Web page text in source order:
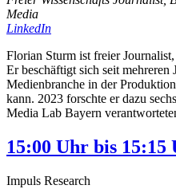
Media
LinkedIn
Florian Sturm ist freier
Er beschäftigt sich seit mehreren
Medienbranche in der
kann. 2023 forschte er dazu
Media Lab Bayern
15:00 Uhr bis 15:15
Impuls Research